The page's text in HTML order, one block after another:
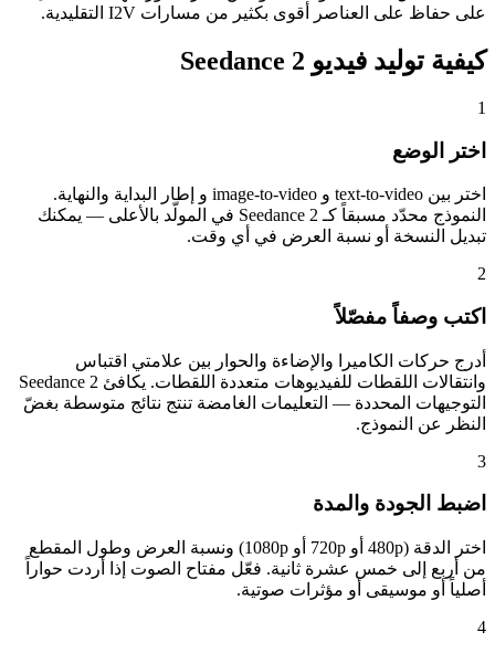
على حفاظ على العناصر أقوى بكثير من مسارات I2V التقليدية.
كيفية توليد فيديو Seedance 2
1
اختر الوضع
اختر بين text-to-video و image-to-video و إطار البداية والنهاية.
النموذج محدّد مسبقاً كـ Seedance 2 في المولّد بالأعلى — يمكنك
تبديل النسخة أو نسبة العرض في أي وقت.
2
اكتب وصفاً مفصّلاً
أدرج حركات الكاميرا والإضاءة والحوار بين علامتي اقتباس
وانتقالات اللقطات للفيديوهات متعددة اللقطات. يكافئ Seedance 2
التوجيهات المحددة — التعليمات الغامضة تنتج نتائج متوسطة بغضّ
النظر عن النموذج.
3
اضبط الجودة والمدة
اختر الدقة (480p أو 720p أو 1080p) ونسبة العرض وطول المقطع
من أربع إلى خمس عشرة ثانية. فعّل مفتاح الصوت إذا أردت حواراً
أصلياً أو موسيقى أو مؤثرات صوتية.
4